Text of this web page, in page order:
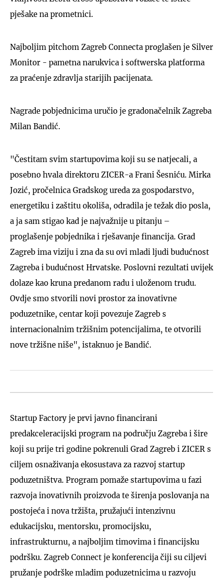
pješake na prometnici.
Najboljim pitchom Zagreb Connecta proglašen je Silver
Monitor - pametna narukvica i softwerska platforma
za praćenje zdravlja starijih pacijenata.
Nagrade pobjednicima uručio je gradonačelnik Zagreba
Milan Bandić.
"Čestitam svim startupovima koji su se natjecali, a
posebno hvala direktoru ZICER-a Frani Šesniću. Mirka
Jozić, pročelnica Gradskog ureda za gospodarstvo,
energetiku i zaštitu okoliša, odradila je težak dio posla,
a ja sam stigao kad je najvažnije u pitanju –
proglašenje pobjednika i rješavanje financija. Grad
Zagreb ima viziju i zna da su ovi mladi ljudi budućnost
Zagreba i budućnost Hrvatske. Poslovni rezultati uvijek
dolaze kao kruna predanom radu i uloženom trudu.
Ovdje smo stvorili novi prostor za inovativne
poduzetnike, centar koji povezuje Zagreb s
internacionalnim tržišnim potencijalima, te otvorili
nove tržišne niše", istaknuo je Bandić.
Startup Factory je prvi javno financirani
predakceleracijski program na području Zagreba i šire
koji su prije tri godine pokrenuli Grad Zagreb i ZICER s
ciljem osnaživanja ekosustava za razvoj startup
poduzetništva. Program pomaže startupovima u fazi
razvoja inovativnih proizvoda te širenja poslovanja na
postojeća i nova tržišta, pružajući intenzivnu
edukacijsku, mentorsku, promocijsku,
infrastrukturnu, a najboljim timovima i financijsku
podršku. Zagreb Connect je konferencija čiji su ciljevi
pružanje podrške mladim poduzetnicima u razvoju